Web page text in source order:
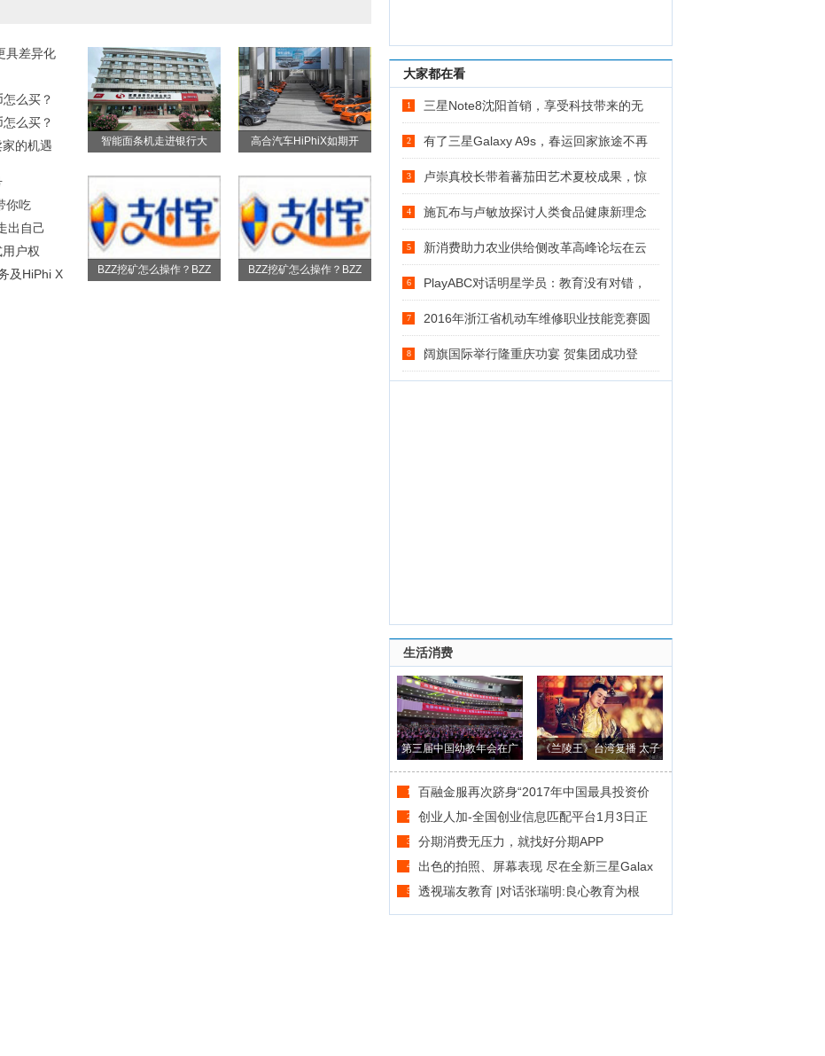
具差异化
么买？
么买？
的机遇
你吃
出自己
户权
及HiPhi X
智能面条机走进银行大 高合汽车HiPhiX如期开
BZZ挖矿怎么操作？BZZ BZZ挖矿怎么操作？BZZ
大家都在看
1 三星Note8沈阳首销，享受科技带来的无
2 有了三星Galaxy A9s，春运回家旅途不再
3 卢崇真校长带着蕃茄田艺术夏校成果，惊
4 施瓦布与卢敏放探讨人类食品健康新理念
5 新消费助力农业供给侧改革高峰论坛在云
6 PlayABC对话明星学员：教育没有对错，
7 2016年浙江省机动车维修职业技能竞赛圆
8 阔旗国际举行隆重庆功宴 贺集团成功登
生活消费
第三届中国幼教年会在广
州隆重开幕
《兰陵王》台湾复播 太子
翟天临实力回
1 百融金服再次跻身“2017年中国最具投资价
2 创业人加-全国创业信息匹配平台1月3日正
3 分期消费无压力，就找好分期APP
4 出色的拍照、屏幕表现 尽在全新三星Galax
5 透视瑞友教育 |对话张瑞明:良心教育为根